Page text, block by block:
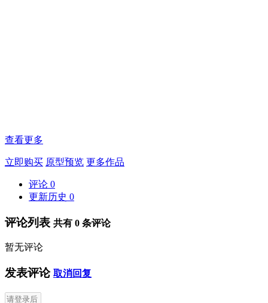
查看更多
立即购买 原型预览 更多作品
评论 0
更新历史 0
评论列表 共有 0 条评论
暂无评论
发表评论 取消回复